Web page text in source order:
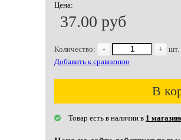
Цена:
37.00 руб
Количество: - +
шт.
Добавить к сравнению
В
Товар есть в наличии в 1